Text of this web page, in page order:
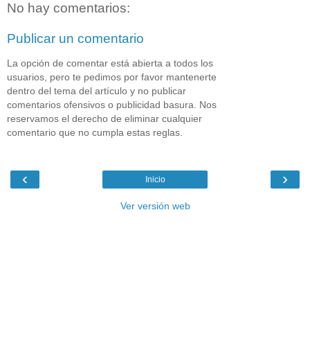
No hay comentarios:
Publicar un comentario
La opción de comentar está abierta a todos los
usuarios, pero te pedimos por favor mantenerte
dentro del tema del artículo y no publicar
comentarios ofensivos o publicidad basura. Nos
reservamos el derecho de eliminar cualquier
comentario que no cumpla estas reglas.
‹ ›
Inicio
Ver versión web